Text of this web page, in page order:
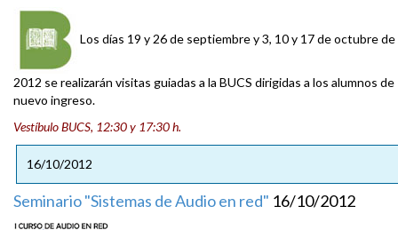
Los días 19 y 26 de septiembre y 3, 10 y 17 de octubre de
2012 se realizarán visitas guiadas a la BUCS dirigidas a los alumnos de
nuevo ingreso.
Vestíbulo BUCS, 12:30 y 17:30 h.
16/10/2012
Seminario "Sistemas de Audio en red" 16/10/2012